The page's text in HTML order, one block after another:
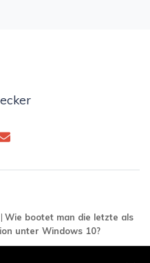
| Wie bootet man die letzte als
unter Windows 10?